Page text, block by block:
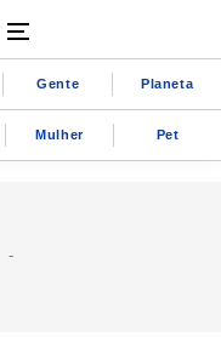
Gente Planeta
Mulher Pet